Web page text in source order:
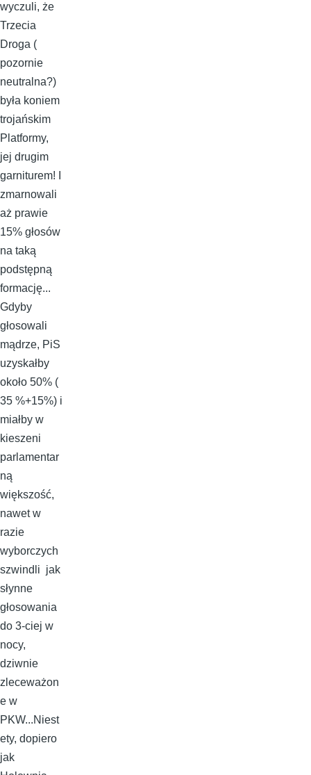
wyczuli, że
Trzecia
Droga (
pozornie
neutralna?)
była koniem
trojańskim
Platformy,
jej drugim
garniturem! I
zmarnowali
aż prawie
15% głosów
na taką
podstępną
formację...
Gdyby
głosowali
mądrze, PiS
uzyskałby
około 50% (
35 %+15%) i
miałby w
kieszeni
parlamentar
ną
większość,
nawet w
razie
wyborczych
szwindli jak
słynne
głosowania
do 3-ciej w
nocy,
dziwnie
zleceważon
e w
PKW...Niest
ety, dopiero
jak